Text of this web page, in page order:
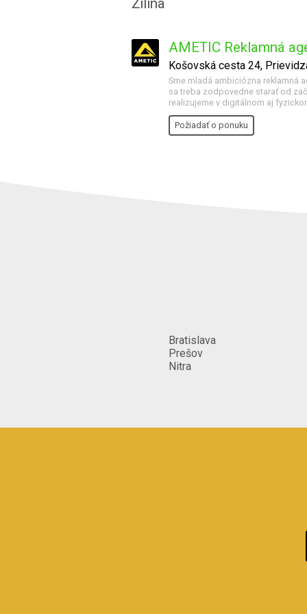
Žilina
AMETIC Reklamná
Košovská cesta 24,
Sme mladá ambiciózna reklamná
sa treba zodpovedne starať od
realizujeme v digitálnom aj
Požiadať o ponuku
Bratislava
Prešov
Nitra